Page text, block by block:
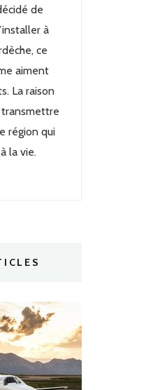
de
à
ce
aiment
La raison
région qui
la vie.